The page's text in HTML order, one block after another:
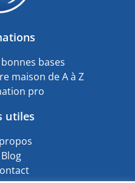
bases
maison de A à Z
pro
utiles
Blog